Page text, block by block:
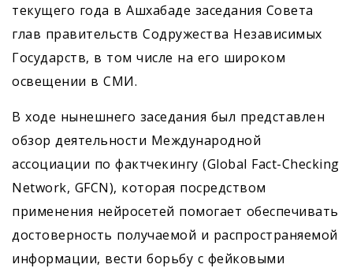
текущего года в Ашхабаде заседания Совета
глав правительств Содружества Независимых
Государств, в том числе на его широком
освещении в СМИ.
В ходе нынешнего заседания был представлен
обзор деятельности Международной
ассоциации по фактчекингу (Global Fact-Checking
Network, GFCN), которая посредством
применения нейросетей помогает обеспечивать
достоверность получаемой и распространяемой
информации, вести борьбу с фейковыми